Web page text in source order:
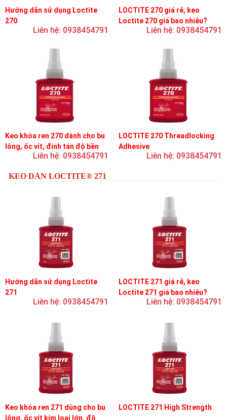
Hướng dẫn sử dụng Loctite
270
Liên hệ: 0938454791
LOCTITE 270 giá rẻ, keo
Loctite 270 giá bao nhiêu?
Liên hệ: 0938454791
Keo khóa ren 270 dành cho bu
lông, ốc vít, đinh tán độ bền
cao, khóa vĩnh viễn
Liên hệ: 0938454791
LOCTITE 270 Threadlocking
Adhesive
Liên hệ: 0938454791
KEO DÁN LOCTITE® 271
Hướng dẫn sử dụng Loctite
271
Liên hệ: 0938454791
LOCTITE 271 giá rẻ, keo
Loctite 271 giá bao nhiêu?
Liên hệ: 0938454791
Keo khóa ren 271 dùng cho bu
lông, ốc vít kim loại lớn, độ
LOCTITE 271 High Strength